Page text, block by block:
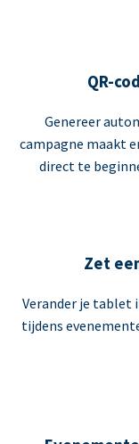
QR-
Genereer
campagne maakt
direct te
Zet
Verander je tablet
tijdens